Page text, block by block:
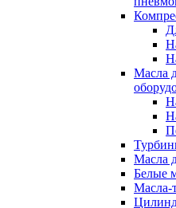
Масла
Масла
Белые
Масла-